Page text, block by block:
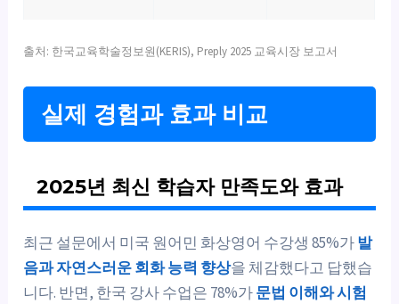
출처: 한국교육학술정보원(KERIS), Preply 2025 교육시장 보고서
실제 경험과 효과 비교
2025년 최신 학습자 만족도와 효과
최근 설문에서 미국 원어민 화상영어 수강생 85%가발
음과 자연스러운 회화 능력 향상을 체감했다고 답했습
니다. 반면, 한국 강사 수업은 78%가문법 이해와 시험